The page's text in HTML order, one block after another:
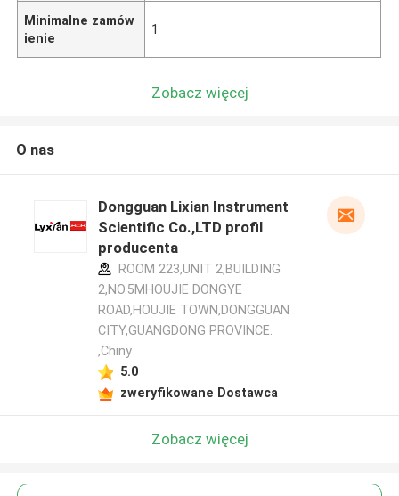
Minimalne zamów
ienie
1
Zobacz więcej
O nas
Dongguan Lixian Instrument
Scientific Co.,LTD profil
producenta
ROOM 223,UNIT 2,BUILDING
2,NO.5MHOUJIE DONGYE
ROAD,HOUJIE TOWN,DONGGUAN
CITY,GUANGDONG PROVINCE.
,Chiny
5.0
zweryfikowane Dostawca
Zobacz więcej